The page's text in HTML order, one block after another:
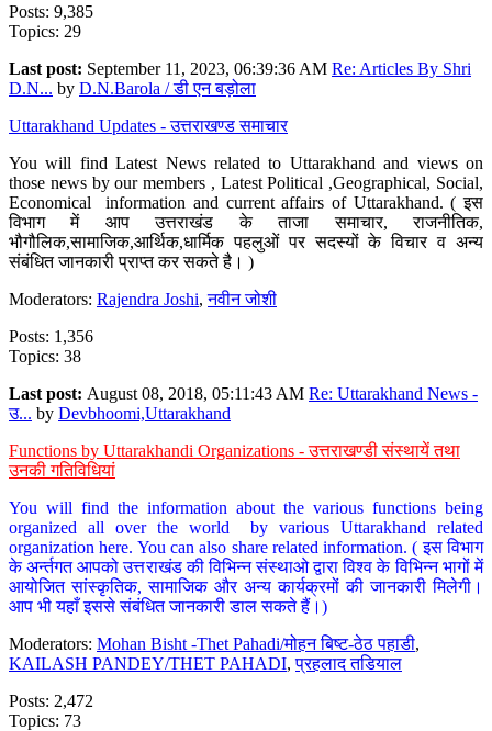
Posts: 9,385
Topics: 29
Last post: September 11, 2023, 06:39:36 AM Re: Articles By Shri
D.N... by D.N.Barola / डी एन बड़ोला
Uttarakhand Updates - उत्तराखण्ड समाचार
You will find Latest News related to Uttarakhand and views on
those news by our members , Latest Political ,Geographical, Social,
Economical information and current affairs of Uttarakhand. ( इस
विभाग में आप उत्तराखंड के ताजा समाचार, राजनीतिक,
भौगौलिक,सामाजिक,आर्थिक,धार्मिक पहलुओं पर सदस्यों के विचार व अन्य
संबंधित जानकारी प्राप्त कर सकते है। )
Moderators: Rajendra Joshi,नवीन जोशी
Posts: 1,356
Topics: 38
Last post: August 08, 2018, 05:11:43 AM Re: Uttarakhand News -
उ... by Devbhoomi,Uttarakhand
Functions by Uttarakhandi Organizations - उत्तराखण्डी संस्थायें तथा
उनकी गतिविधियां
You will find the information about the various functions being
organized all over the world by various Uttarakhand related
organization here. You can also share related information. ( इस विभाग
के अर्न्तगत आपको उत्तराखंड की विभिन्न संस्थाओ द्वारा विश्व के विभिन्न भागों में
आयोजित सांस्कृतिक, सामाजिक और अन्य कार्यक्रमों की जानकारी मिलेगी।
आप भी यहाँ इससे संबंधित जानकारी डाल सकते हैं।)
Moderators: Mohan Bisht -Thet Pahadi/मोहन बिष्ट-ठेठ पहाडी,
KAILASH PANDEY/THET PAHADI,प्रहलाद तडियाल
Posts: 2,472
Topics: 73